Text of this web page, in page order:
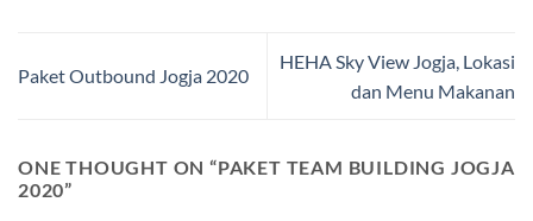
Paket Outbound Jogja 2020
HEHA Sky View Jogja, Lokasi
dan Menu Makanan
ONE THOUGHT ON “PAKET TEAM BUILDING JOGJA
2020”